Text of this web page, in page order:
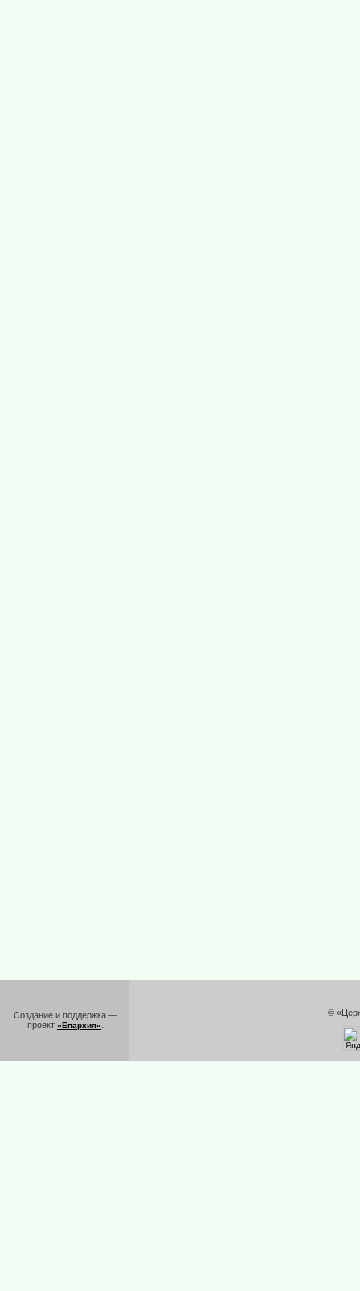
Создание и поддержка —
проект «Епархия»
©